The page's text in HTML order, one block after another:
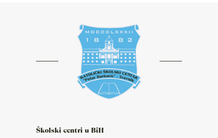
Školski centri u BiH